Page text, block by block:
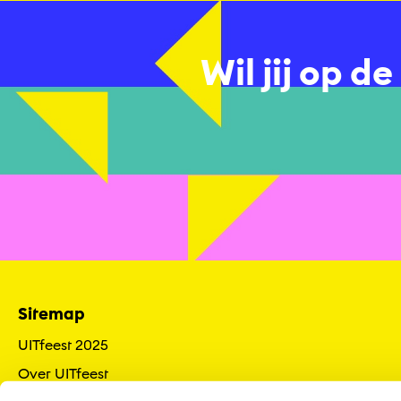
Wil jij op
Sitemap
UITfeest 2025
Over UITfeest